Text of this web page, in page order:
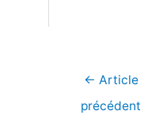
Navigation
← Article
précédent